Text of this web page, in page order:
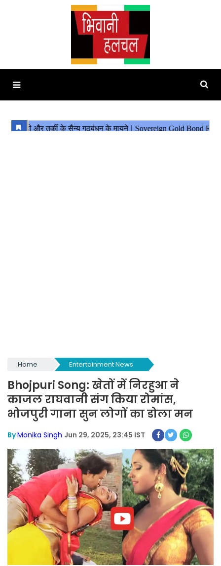
Home Entertainment News
Bhojpuri Song: खेतों में निरहुआ ने
काजल राघवानी संग किया रोमांस,
भोजपुरी गाना सुन लोगों का डोला मन
ByMonika Singh Jun 29, 2025, 23:45 IST